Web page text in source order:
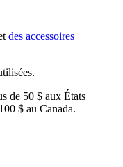
des accessoires
de 50 $ aux États
$ au Canada.